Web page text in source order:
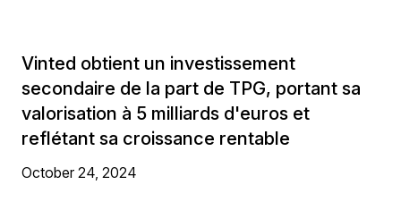
Vinted obtient un investissement
secondaire de la part de TPG, portant sa
valorisation à 5 milliards d'euros et
reflétant sa croissance rentable
October 24, 2024